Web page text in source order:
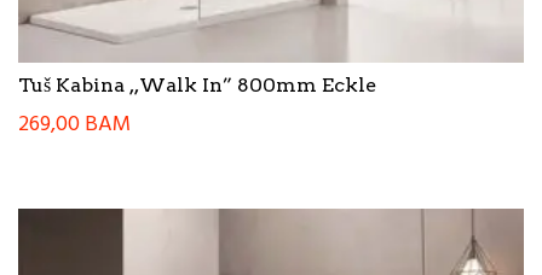
Tuš Kabina ,,Walk In” 800mm Eckle
269,00BAM